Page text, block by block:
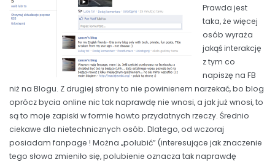
Prawda jest
taka, że więcej
osób wyraża
jakąś interakcję
z tym co
napiszę na FB
niż na Blogu. Z drugiej strony to nie powinienem narzekać, bo blog
oprócz bycia online nic tak naprawdę nie wnosi, a jak już wnosi, to
są to moje zapiski w formie howto przydatnych rzeczy. Średnio
ciekawe dla nietechnicznych osób. Dlatego, od wczoraj
posiadam fanpage ! Można „polubić” (interesujące jak znaczenie
tego słowa zmieniło się, polubienie oznacza tak naprawdę